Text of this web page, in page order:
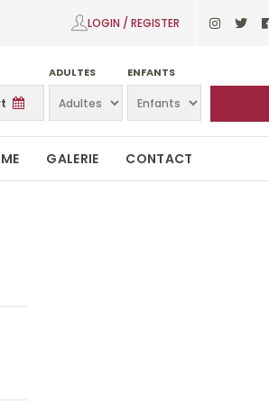
LOGIN / REGISTER
ADULTES ENFANTS
GALERIE CONTACT